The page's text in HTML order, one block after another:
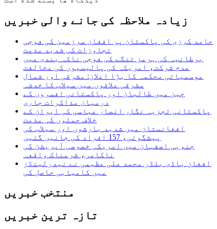
زیادہ ملاحظہ کی جانے والی خبریں
حامد کرزی کی پاکستان پر افغان سرزمین کی فوجی
تجاوزات کی شدید مذمت
برطانیہ کی ہرمز تنگے کی فوجی ناکہ بندی میں
عدم شرکت، امریکہ کی پالیسیوں کی مخالفت
موسمیاتی محکمہ کا بڑا اعلان: مشرقی اور شمال
مشرقی علاقوں میں سیلاب کا خدشہ
چین میں طالبان اور پاکستانی افسروں کے
درمیان مذاکرات جاری
پاکستانی تجزیہ نگار انصار عباسی کی ایران کے
خلاف حملوں کی مذمت
افغانستان میں شدید بارشوں اور سیلاب کی
پیشگوئی، 157 افراد کی جانیں گئیں
جنوبی اصفہان میں امریکی خصوصی آپریشن کی
ناکامی، شرمناک واقعہ
افغان باڈی بلڈر محمد علی عظیمی نے نیدرلینڈز
میں کامیابی حاصل کی
منتخب خبریں
تازہ ترین خبریں